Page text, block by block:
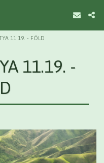
11.19. - FÖLD
11.19. -